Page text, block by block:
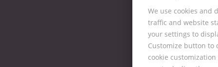
We use cookies and
traffic and website
your settings to
Customize button to
cookie